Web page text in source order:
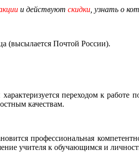
и действуют скидки , узнать о
(высылается Почтой России).
переходом к
качествам.
профессиональная
учителя к обучающимся и